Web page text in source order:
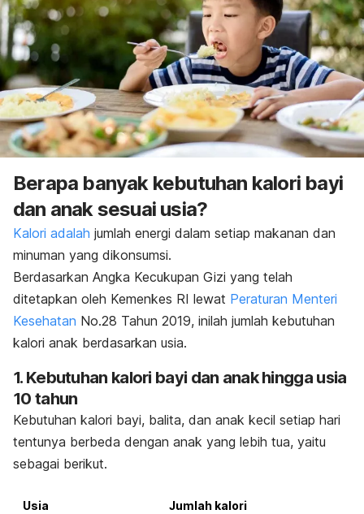
Berapa banyak kebutuhan kalori bayi
dan anak sesuai usia?
Kalori adalah jumlah energi dalam setiap makanan dan
minuman yang dikonsumsi.
Berdasarkan Angka Kecukupan Gizi yang telah
ditetapkan oleh Kemenkes RI lewat Peraturan Menteri
Kesehatan No.28 Tahun 2019, inilah jumlah kebutuhan
kalori anak berdasarkan usia.
1. Kebutuhan kalori bayi dan anak hingga usia
10 tahun
Kebutuhan kalori bayi, balita, dan anak kecil setiap hari
tentunya berbeda dengan anak yang lebih tua, yaitu
sebagai berikut.
Usia Jumlah kalori